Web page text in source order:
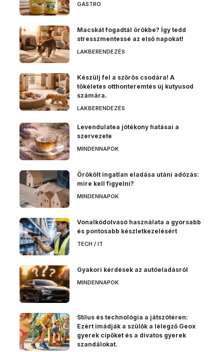
GASTRO
Macskát fogadtál örökbe? Így tedd
stresszmentessé az első napokat!
LAKBERENDEZÉS
Készülj fel a szőrös csodára! A
tökéletes otthonteremtés új kutyusod
számára.
LAKBERENDEZÉS
Levendulatea jótékony hatásai a
szervezete
MINDENNAPOK
Örökölt ingatlan eladása utáni adózás:
mire kell figyelni?
MINDENNAPOK
Vonalkódolvasó használata a gyorsabb
és pontosabb készletkezelésért
TECH / IT
Gyakori kérdések az autóeladásról
MINDENNAPOK
Stílus és technológia a játszótéren:
Ezért imádják a szülők a lélegző Geox
gyerek cipőket és a divatos gyerek
szandálokat.